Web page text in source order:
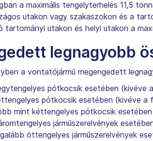
a maximális tengelyterhelés 11,5
utakon vagy szakaszokon és a
tartományi utakon és helyi utakon a
legnagyobb
a vontatójármű megengedett
pótkocsik esetében (kivéve
pótkocsik esetében (kivéve a
mint kéttengelyes pótkocsik
járműszerelvények
öttengelyes járműszerelvények